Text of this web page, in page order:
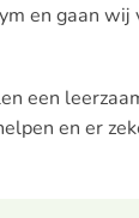
en gaan wij
een
en er